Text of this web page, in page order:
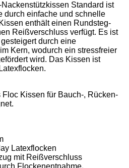
Standard ist
durch einfache und schnelle
enthält einen Rundsteg-
Reißverschluss verfügt. Es ist
durch eine
Kern, wodurch ein stressfreier
wird. Das Kissen ist
Kissen für Bauch-, Rücken-
Latexflocken
mit Reißverschluss